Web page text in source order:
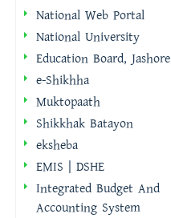
National Web Portal
National University
Education Board, Jashore
e-Shikhha
Muktopaath
Shikkhak Batayon
eksheba
EMIS | DSHE
Integrated Budget And
Accounting System